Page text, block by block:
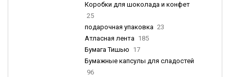
Коробки для шоколада и конфет
25
подарочная упаковка 23
Атласная лента 185
Бумага Тишью 17
Бумажные капсулы для сладостей
96